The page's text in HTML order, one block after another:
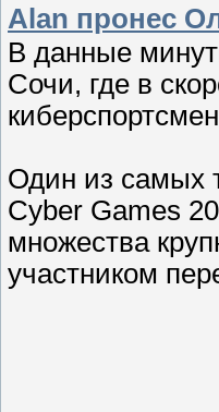
Alan пронес
В данные
Сочи, где в
Один из самых
Cyber Games
множества
участником